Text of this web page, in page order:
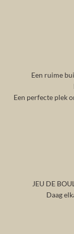
Een ruime
Een perfecte plek
JEU DE
Daag